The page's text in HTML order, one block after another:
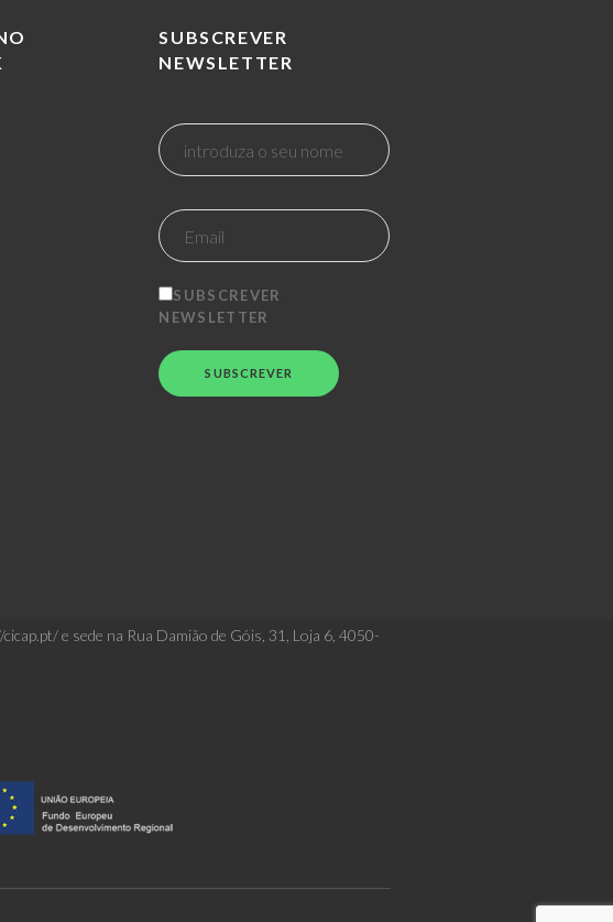
SUBSCREVER
NEWSLETTER
SUBSCREVER
NEWSLETTER
e sede na Rua Damião de Góis, 31, Loja 6, 4050-